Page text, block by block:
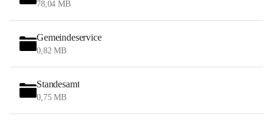
78,04 MB
Gemeindeservice
0,82 MB
Standesamt
0,75 MB